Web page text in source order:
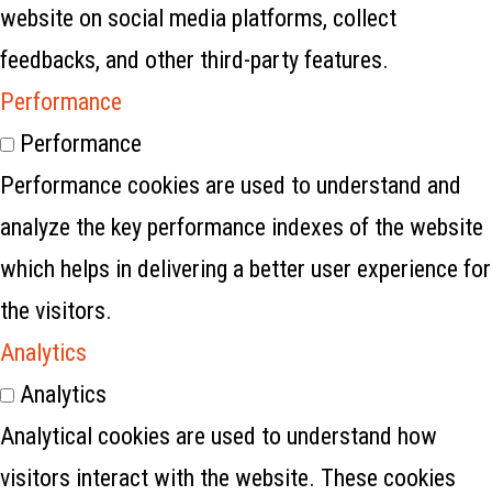
website on social media platforms, collect
feedbacks, and other third-party features.
Performance
Performance
Performance cookies are used to understand and
analyze the key performance indexes of the website
which helps in delivering a better user experience for
the visitors.
Analytics
Analytics
Analytical cookies are used to understand how
visitors interact with the website. These cookies